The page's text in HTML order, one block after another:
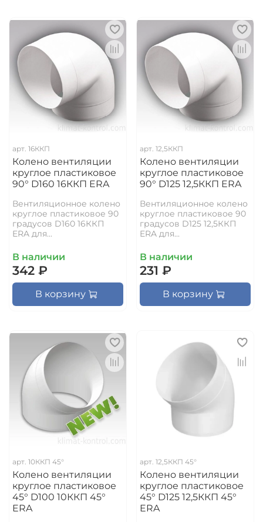
арт. 16ККП
Колено вентиляции
круглое пластиковое
90° D160 16ККП ERA
Вентиляционное колено
круглое пластиковое 90
градусов D160 16ККП
ERA для...
В наличии
342 ₽
В корзину
арт. 12,5ККП
Колено вентиляции
круглое пластиковое
90° D125 12,5ККП ERA
Вентиляционное колено
круглое пластиковое 90
градусов D125 12,5ККП
ERA для...
В наличии
231 ₽
В корзину
арт. 10ККП 45°
Колено вентиляции
круглое пластиковое
45° D100 10ККП 45°
ERA
арт. 12,5ККП 45°
Колено вентиляции
круглое пластиковое
45° D125 12,5ККП 45°
ERA